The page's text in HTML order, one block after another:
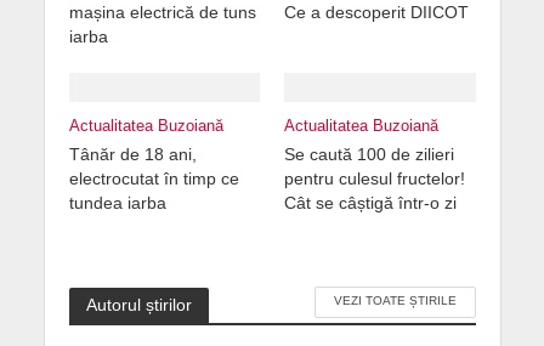
mașina electrică de tuns
iarba
Ce a descoperit DIICOT
Actualitatea Buzoiană
Tânăr de 18 ani,
electrocutat în timp ce
tundea iarba
Actualitatea Buzoiană
Se caută 100 de zilieri
pentru culesul fructelor!
Cât se câștigă într-o zi
Autorul știrilor VEZI TOATE ȘTIRILE